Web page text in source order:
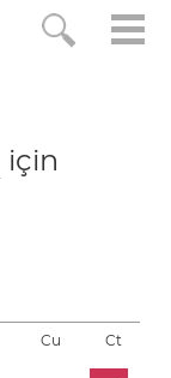
için
Cu Ct